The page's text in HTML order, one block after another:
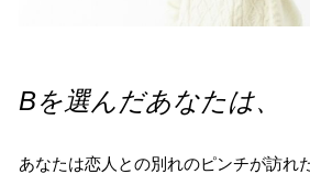
Bを選んだあなたは、
あなたは恋人との別れのピンチが訪れ